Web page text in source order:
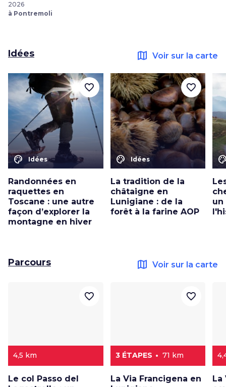
2026
à Pontremoli
Idées map Voir sur la carte
color_lens Idées
Randonnées en
raquettes en
Toscane : une autre
façon d’explorer la
montagne en hiver
favorite_border
color_lens Idées
La tradition de la
châtaigne en
Lunigiane : de la
forêt à la farine AOP
favorite_border
un
Parcours map Voir sur la carte
4,5 km
Le col Passo del
favorite_border
3 ÉTAPES 71 km
La Via Francigena en
favorite_border
La